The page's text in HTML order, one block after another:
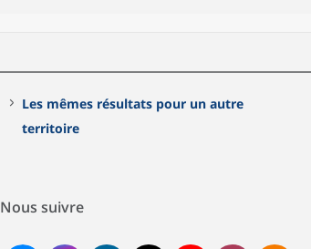
Les mêmes résultats pour un autre
territoire
Nous suivre